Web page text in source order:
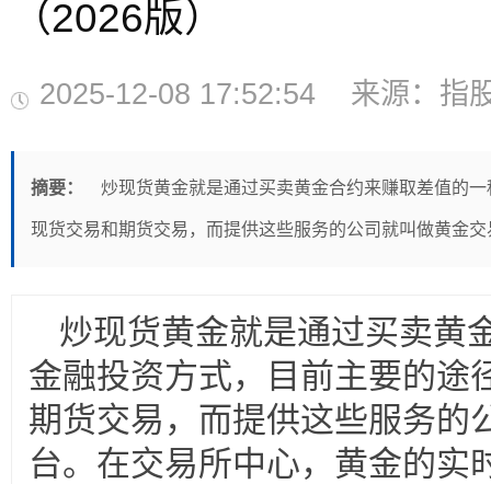
（2026版）
2025-12-08 17:52:54 来源：
摘要： 炒现货黄金就是通过买卖黄金合约来赚取差值的
现货交易和期货交易，而提供这些服务的公司就叫做黄金交
炒现货黄金就是通过买卖黄
金融投资方式，目前主要的
期货交易，而提供这些服务的
台。在交易所中心，黄金的实